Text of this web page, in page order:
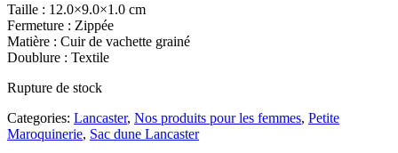
Taille : 12.0×9.0×1.0 cm
Fermeture : Zippée
Matière : Cuir de vachette grainé
Doublure : Textile
Rupture de stock
Categories: Lancaster, Nos produits pour les femmes, Petite
Maroquinerie, Sac dune Lancaster